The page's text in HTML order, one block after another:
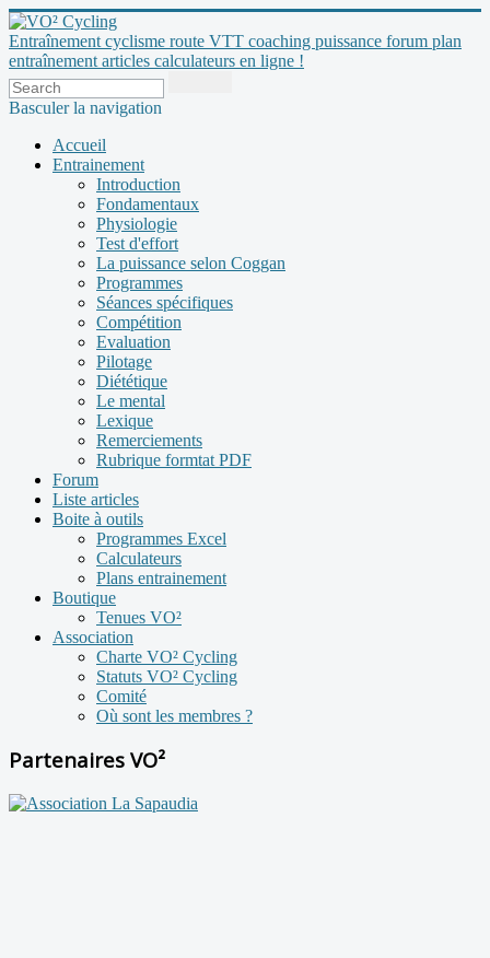
Entraînement cyclisme route VTT coaching puissance forum plan
entraînement articles calculateurs en ligne !
Basculer la navigation
Accueil
Entrainement
Introduction
Fondamentaux
Physiologie
Test d'effort
La puissance selon Coggan
Programmes
Séances spécifiques
Compétition
Evaluation
Pilotage
Diététique
Le mental
Lexique
Remerciements
Rubrique formtat PDF
Forum
Liste articles
Boite à outils
Programmes Excel
Calculateurs
Plans entrainement
Boutique
Tenues VO²
Association
Charte VO² Cycling
Statuts VO² Cycling
Comité
Où sont les membres ?
Partenaires VO²